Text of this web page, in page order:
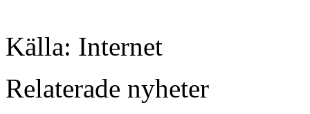
Källa: Internet
Relaterade nyheter